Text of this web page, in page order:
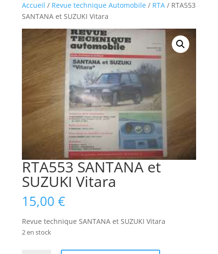
Accueil / Revue technique Automobile/ RTA/ RTA553
SANTANA et SUZUKI Vitara
RTA553 SANTANA et
SUZUKI Vitara
15,00 €
Revue technique SANTANA et SUZUKI Vitara
2 en stock